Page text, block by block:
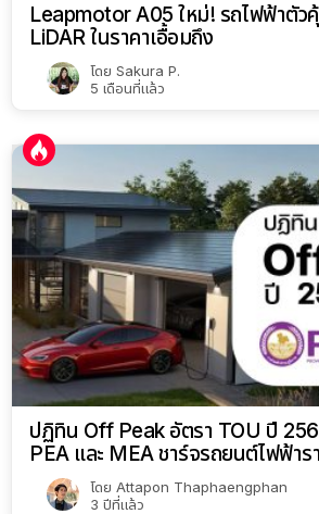
Leapmotor A05 ใหม่! รถไฟฟ้าตัว
LiDAR ในราคาเอื้อมถึง
โดย Sakura P.
5 เดือนที่แล้ว
ปฏิทิน Off Peak อัตรา TOU ปี
PEA และ MEA ชาร์จรถยนต์ไฟฟ้าร
โดย Attapon Thaphaengphan
3 ปีที่แล้ว